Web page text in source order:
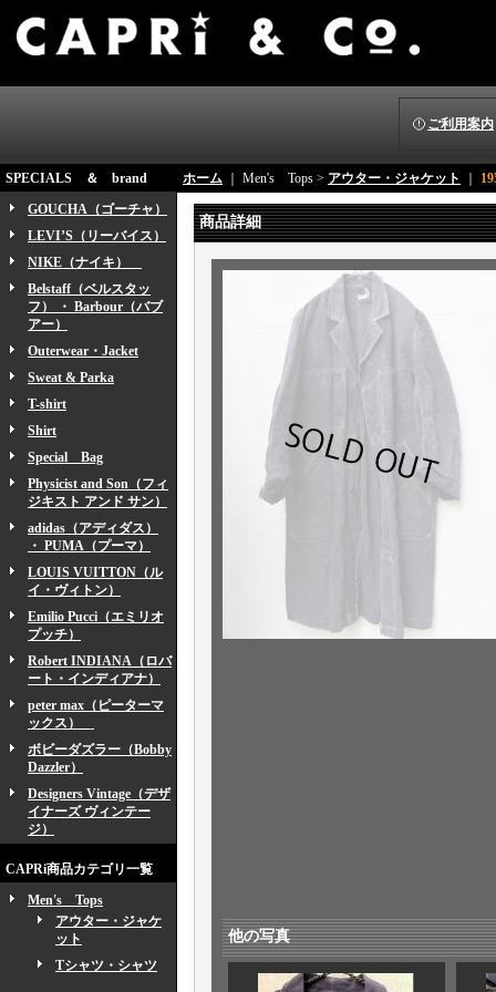
ご利用案内
SPECIALS ＆ brand
GOUCHA（ゴーチャ）
LEVI’S（リーバイス）
NIKE（ナイキ）
Belstaff（ベルスタッ
フ） ・ Barbour（バブ
アー）
Outerwear・Jacket
Sweat & Parka
T-shirt
Shirt
Special Bag
Physicist and Son（フィ
ジキスト アンド サン）
adidas（アディダス）
・ PUMA（プーマ）
LOUIS VUITTON（ル
イ・ヴィトン）
Emilio Pucci（エミリオ
プッチ）
Robert INDIANA（ロバ
ート・インディアナ）
peter max（ピーターマ
ックス）
ボビーダズラー（Bobby
Dazzler）
Designers Vintage（デザ
イナーズ ヴィンテー
ジ）
CAPRi商品カテゴリ一覧
Men's Tops
アウター・ジャケ
ット
Tシャツ・シャツ
ホーム ｜ Men's Tops > アウター・ジャケット
商品詳細
他の写真